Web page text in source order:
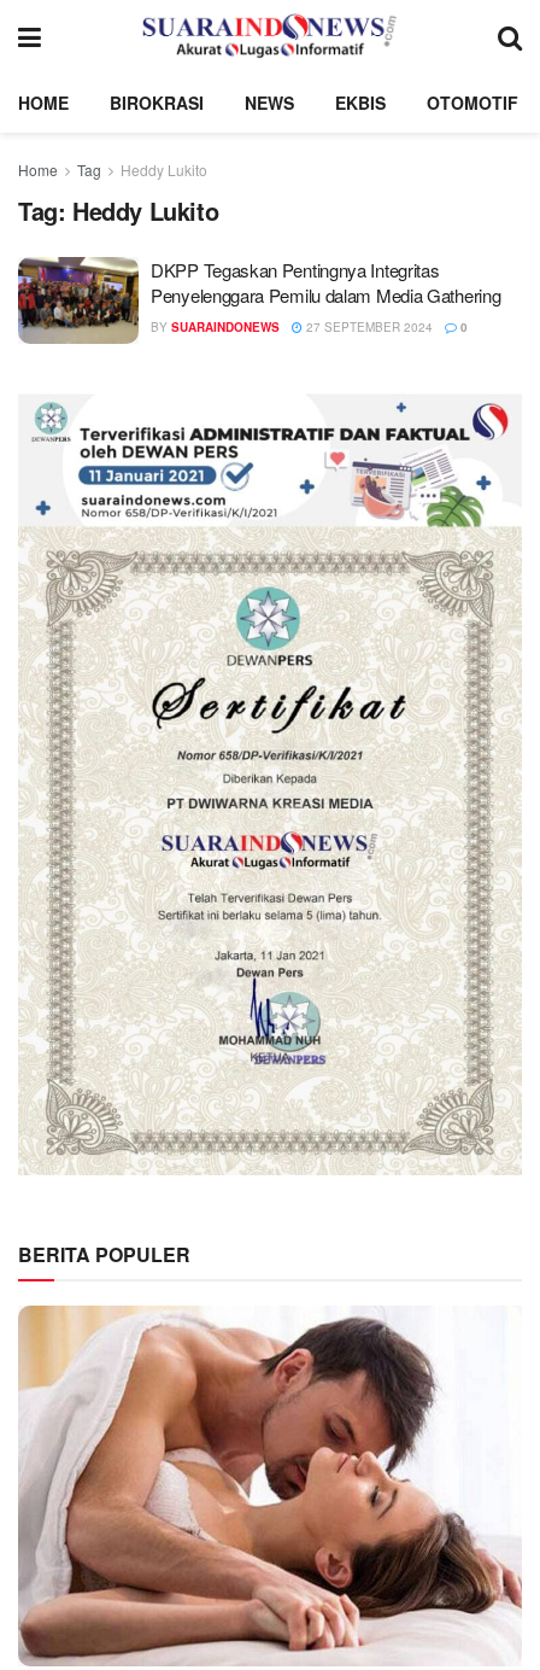
HOME BIROKRASI NEWS EKBIS OTOMOTIF
Home Tag Heddy Lukito
Tag: Heddy Lukito
DKPP Tegaskan Pentingnya Integritas
Penyelenggara Pemilu dalam Media Gathering
BY SUARAINDONEWS 27 SEPTEMBER 2024 0
BERITA POPULER